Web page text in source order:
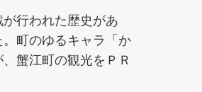
行われた歴史があ
町のゆるキャラ「か
蟹江町の観光をＰＲ